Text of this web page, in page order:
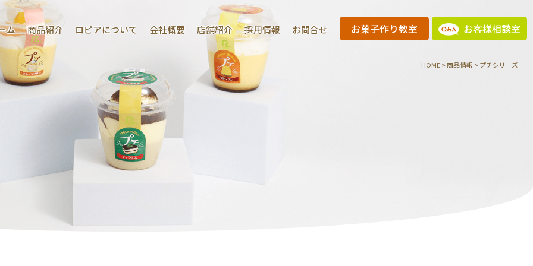
ム 商品紹介 ロピアについて 会社概要 店舗紹介 採用情報 お問合せ お菓子作り教室 お客様相談室
HOME>商品情報 >プチシリーズ